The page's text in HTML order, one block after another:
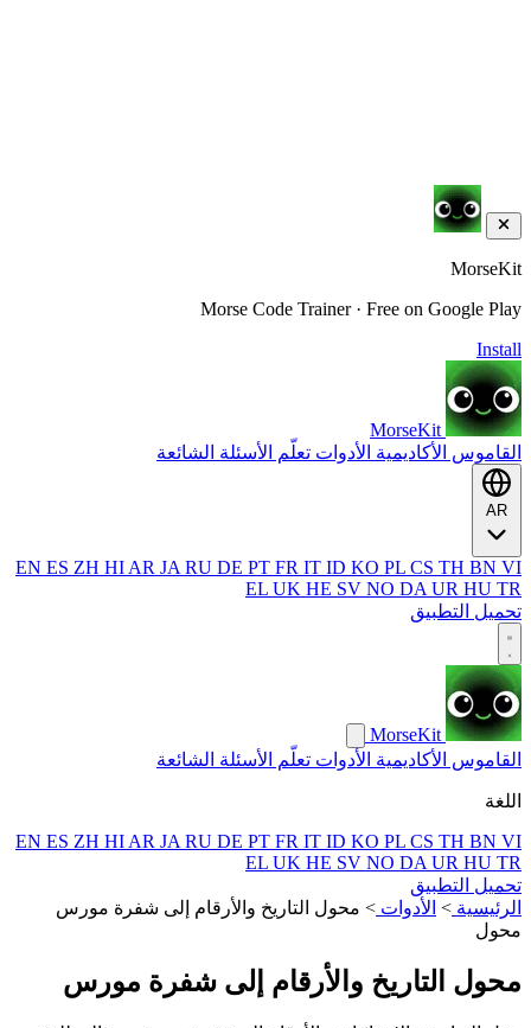
MorseKit
Morse Code Trainer · Free on Google Play
Install
MorseKit
القاموس الأكاديمية الأدوات تعلّم الأسئلة الشائعة
AR
EN ES ZH HI AR JA RU DE PT FR IT ID KO PL CS TH BN VI
EL UK HE SV NO DA UR HU TR
تحميل التطبيق
MorseKit
القاموس الأكاديمية الأدوات تعلّم الأسئلة الشائعة
اللغة
EN ES ZH HI AR JA RU DE PT FR IT ID KO PL CS TH BN VI
EL UK HE SV NO DA UR HU TR
تحميل التطبيق
الرئيسية > الأدوات > محول التاريخ والأرقام إلى شفرة مورس
محول
محول التاريخ والأرقام إلى شفرة مورس